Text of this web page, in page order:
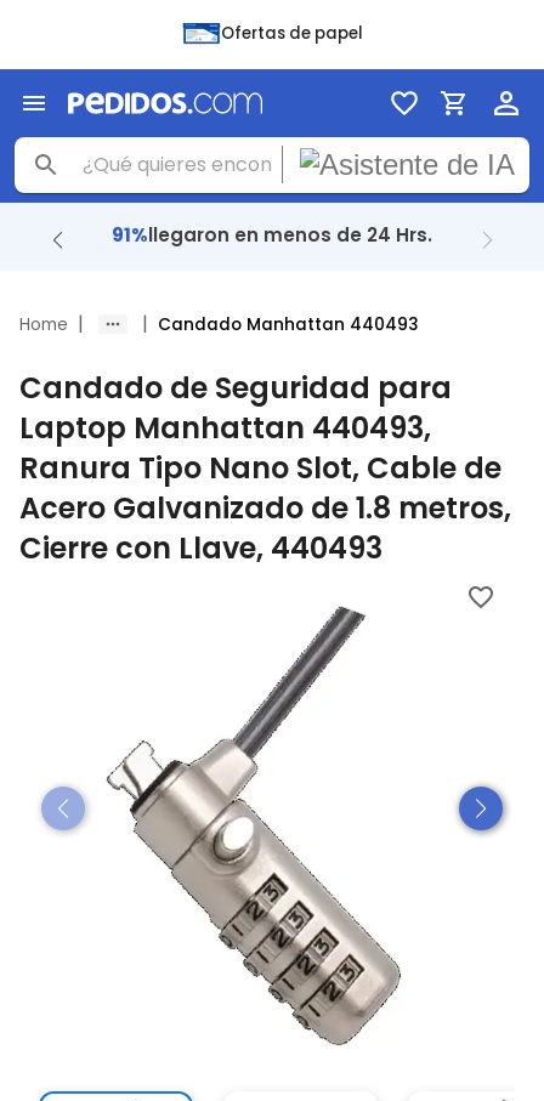
Ofertas de papel
91%llegaron en menos de 24 Hrs.
Home | | Candado Manhattan 440493
Candado de Seguridad para
Laptop Manhattan 440493,
Ranura Tipo Nano Slot, Cable de
Acero Galvanizado de 1.8 metros,
Cierre con Llave, 440493